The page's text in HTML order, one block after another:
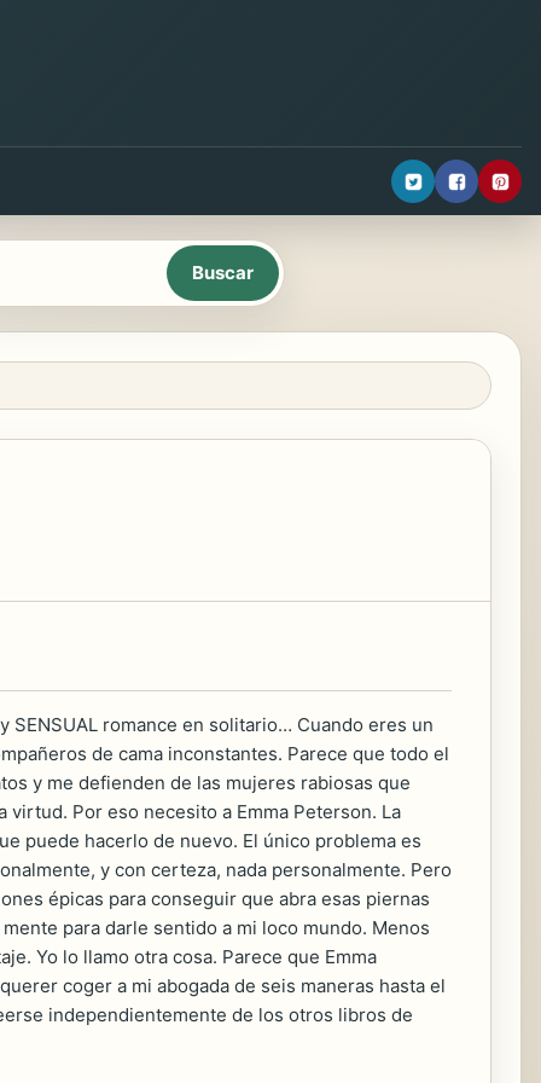
SENSUAL romance en solitario… Cuando eres un
de cama inconstantes. Parece que todo el
y me defienden de las mujeres rabiosas que
Por eso necesito a Emma Peterson. La
puede hacerlo de nuevo. El único problema es
y con certeza, nada personalmente. Pero
épicas para conseguir que abra esas piernas
para darle sentido a mi loco mundo. Menos
Yo lo llamo otra cosa. Parece que Emma
coger a mi abogada de seis maneras hasta el
independientemente de los otros libros de